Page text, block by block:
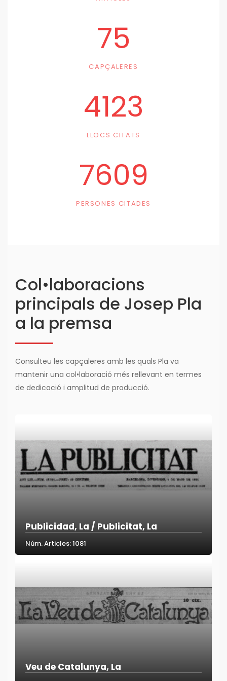
75
CAPÇALERES
4123
LLOCS CITATS
7609
PERSONES CITADES
Col•laboracions
principals de Josep Pla
a la premsa
Consulteu les capçaleres amb les quals Pla va
mantenir una col•laboració més rellevant en termes
de dedicació i amplitud de producció.
Publicidad, La / Publicitat, La
Núm. Articles: 1081
Veu de Catalunya, La